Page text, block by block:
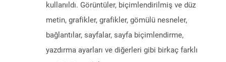
kullanıldı. Görüntüler, biçimlendirilmiş ve düz
metin, grafikler, grafikler, gömülü nesneler,
bağlantılar, sayfalar, sayfa biçimlendirme,
yazdırma ayarları ve diğerleri gibi birkaç farklı